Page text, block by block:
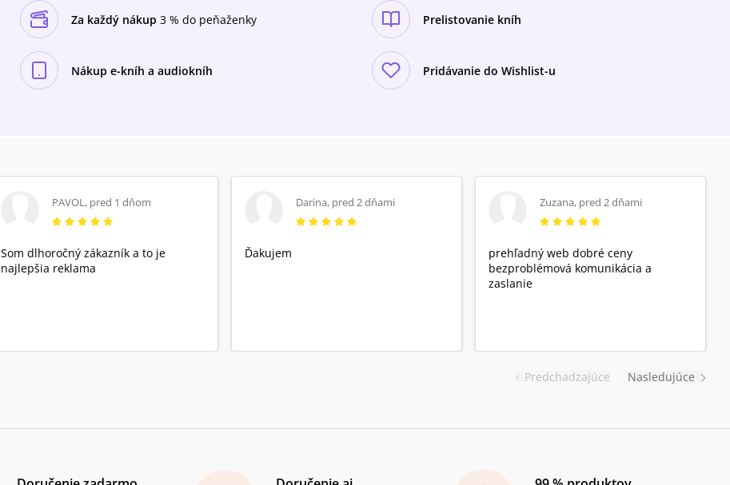
Za každý nákup 3 % do peňaženky Prelistovanie kníh
Nákup e-kníh a audiokníh Pridávanie do Wishlist-u
Predchadzajúce
PAVOL, pred 1 dňom
Som dlhoročný zákazník a to je
najlepšia reklama
Darina, pred 2 dňami
Ďakujem
Zuzana, pred 2 dňami
prehľadný web dobré ceny
bezproblémová komunikácia a
zaslanie
Nasledujúce